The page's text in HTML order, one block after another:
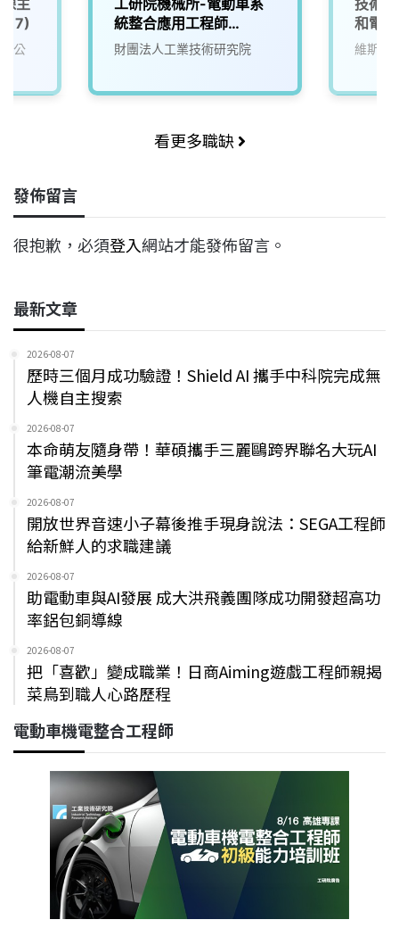
公
統整合應用工程師
(D400)
財團法人工業技術研究院
和電
維斯美
看更多職缺
發佈留言
很抱歉，必須登入網站才能發佈留言。
最新文章
2026-08-07
歷時三個月成功驗證！Shield AI 攜手中科院完成無
人機自主搜索
2026-08-07
本命萌友隨身帶！華碩攜手三麗鷗跨界聯名大玩AI
筆電潮流美學
2026-08-07
開放世界音速小子幕後推手現身說法：SEGA工程師
給新鮮人的求職建議
2026-08-07
助電動車與AI發展 成大洪飛義團隊成功開發超高功
率鋁包銅導線
2026-08-07
把「喜歡」變成職業！日商Aiming遊戲工程師親揭
菜鳥到職人心路歷程
電動車機電整合工程師